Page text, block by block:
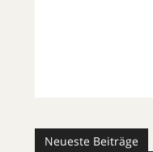
Neueste Beiträge